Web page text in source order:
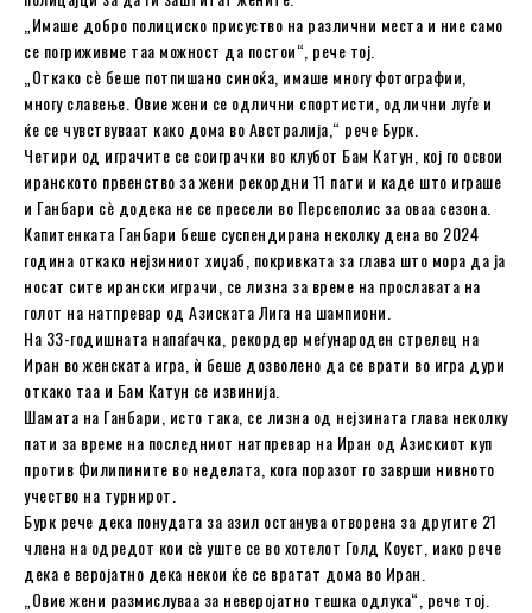
„Имаше добро полициско присуство на различни места и ние само
се погриживме таа можност да постои“, рече тој.
„Откако сè беше потпишано синоќа, имаше многу фотографии,
многу славење. Овие жени се одлични спортисти, одлични луѓе и
ќе се чувствуваат како дома во Австралија,“ рече Бурк.
Четири од играчите се соиграчки во клубот Бам Катун, кој го освои
иранското првенство за жени рекордни 11 пати и каде што играше
и Ганбари сè додека не се пресели во Персеполис за оваа сезона.
Капитенката Ганбари беше суспендирана неколку дена во 2024
година откако нејзиниот хиџаб, покривката за глава што мора да ја
носат сите ирански играчи, се лизна за време на прославата на
голот на натпревар од Азиската Лига на шампиони.
На 33-годишната напаѓачка, рекордер меѓународен стрелец на
Иран во женската игра, ѝ беше дозволено да се врати во игра дури
откако таа и Бам Катун се извинија.
Шамата на Ганбари, исто така, се лизна од нејзината глава неколку
пати за време на последниот натпревар на Иран од Азискиот куп
против Филипините во неделата, кога поразот го заврши нивното
учество на турнирот.
Бурк рече дека понудата за азил останува отворена за другите 21
члена на одредот кои сè уште се во хотелот Голд Коуст, иако рече
дека е веројатно дека некои ќе се вратат дома во Иран.
„Овие жени размислуваа за неверојатно тешка одлука“, рече тој.